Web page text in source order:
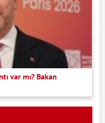
var mı? Bakan